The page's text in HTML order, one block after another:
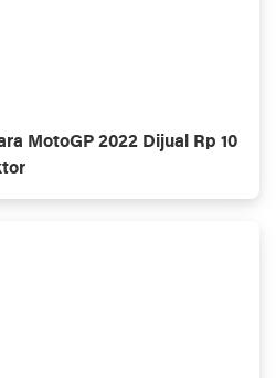
MotoGP 2022 Dijual Rp 10